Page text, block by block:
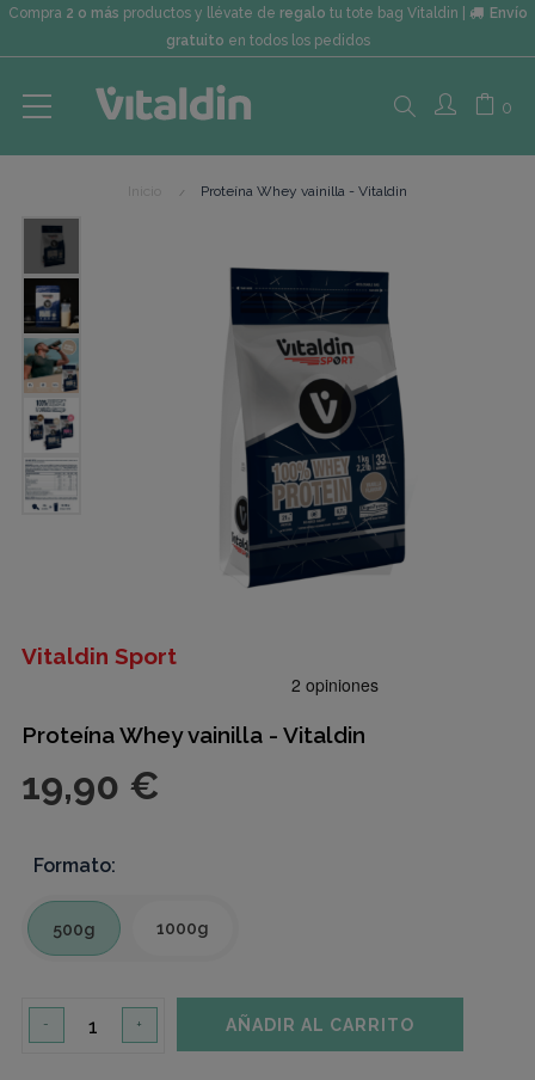
Compra 2 o más productos y llévate de regalo tu tote bag Vitaldin |
Envío
gratuito en todos los pedidos
Search
here...
0
Proteína Whey vainilla - Vitaldin
Vitaldin Sport
Proteína Whey vainilla - Vitaldin
19,90 €
Formato:
500g 1000g
- + AÑADIR AL CARRITO